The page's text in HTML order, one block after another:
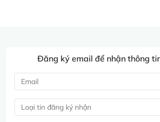
Đăng ký email để nhận thông
Loại tin đăng ký nhận